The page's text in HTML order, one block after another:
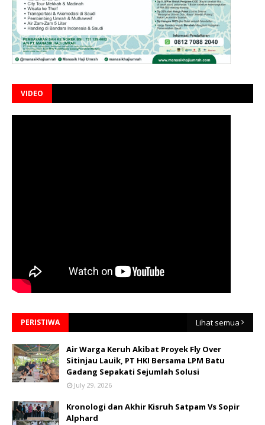
VIDEO
PERISTIWA Lihat semua
Air Warga Keruh Akibat Proyek Fly Over
Sitinjau Lauik, PT HKI Bersama LPM Batu
Gadang Sepakati Sejumlah Solusi
July 29, 2026
Kronologi dan Akhir Kisruh Satpam Vs Sopir
Alphard